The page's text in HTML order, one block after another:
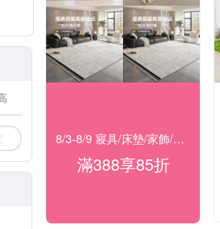
8/3-8/9 寢具/床墊/家飾/開運 滿388享85折
滿388享85折